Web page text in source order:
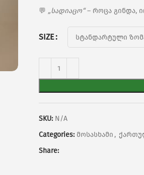
💬 „სადიაცო“– როცა გინდა,
SIZE
SKU: N/A
Categories: მოსასხამი,
Share: